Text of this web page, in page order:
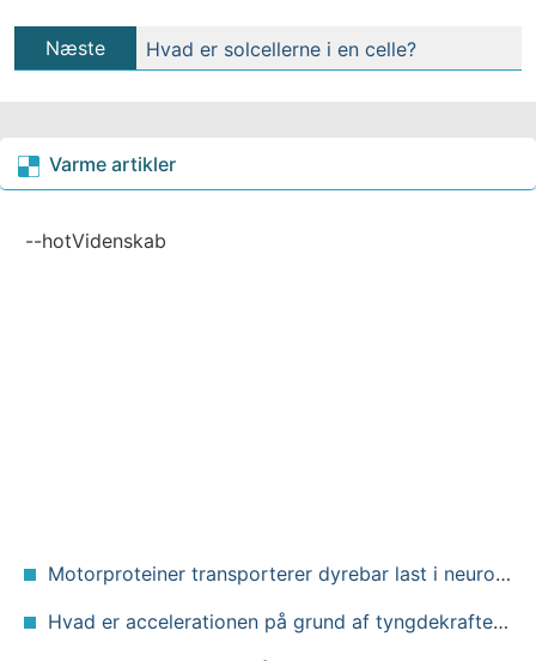
Næste
Hvad er solcellerne i en celle?
Varme artikler
--hotVidenskab
Motorproteiner transporterer dyrebar last i neuroner. Hvordan kan vi kontrollere deres bevægelser?
Hvad er accelerationen på grund af tyngdekraften på Saturn?